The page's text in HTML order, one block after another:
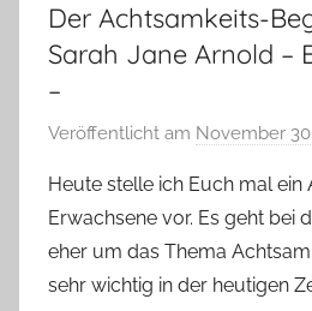
Der Achtsamkeits-
Sarah Jane Arnold –
–
Veröffentlicht am November
Heute stelle ich Euch mal
Erwachsene vor. Es geht bei
eher um das Thema
sehr wichtig in der heutigen